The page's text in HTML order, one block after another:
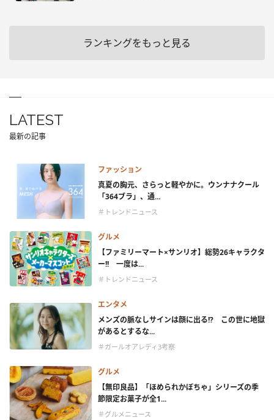
ランキングをもっと見る
LATEST
最新の記事
ファッション
真夏の胸元、さらっと軽やかに。ウンナナクール
「364ブラ」、通...
＃トレンドニュース
グルメ
【ファミリーマート×サンリオ】総勢26キャラクタ
ー!! 一度は...
＃トレンドニュース
エンタメ
メンズの脈なしサインは顔に出る!? この世に地獄
があるとするな...
＃ガールオアレディ3考察
グルメ
【無印良品】「ほめられかぼちゃ」シリーズの季
節限定お菓子が全1...
＃グルメニュース